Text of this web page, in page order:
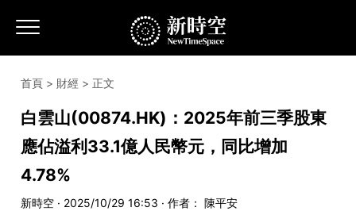
首頁 > 財經 > 正文
白雲山(00874.HK)：2025年前三季股東
應佔溢利33.1億人民幣元，同比增加
4.78%
新時空 · 2025/10/29 16:53 · 作者： 陳平安